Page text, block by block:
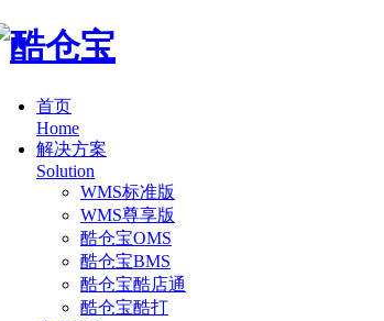
首页
Home
解决方案
Solution
WMS标准版
WMS尊享版
酷仓宝OMS
酷仓宝BMS
酷仓宝酷店通
酷仓宝酷打